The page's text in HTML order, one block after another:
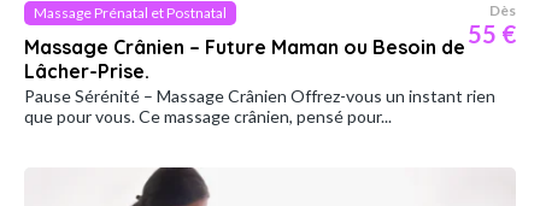
Massage Prénatal et Postnatal
Massage Crânien – Future Maman ou Besoin de
Lâcher-Prise.
Dès
55 €
Pause Sérénité – Massage Crânien Offrez-vous un instant rien
que pour vous. Ce massage crânien, pensé pour...